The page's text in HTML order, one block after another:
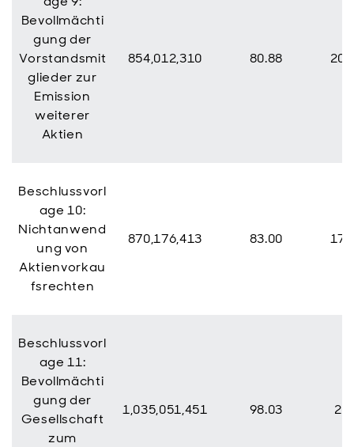
Bevollmächti
gung der
Vorstandsmit
glieder zur
Emission
weiterer
Aktien
854,012,310 80.88
Beschlussvorl
age 10:
Nichtanwend
ung von
Aktienvorkau
fsrechten
870,176,413 83.00
Beschlussvorl
age 11:
Bevollmächti
gung der
Gesellschaft
zum
1,035,051,451 98.03